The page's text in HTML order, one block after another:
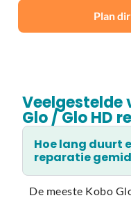
Plan
Veelgestelde
Glo / Glo HD
Hoe lang duurt
reparatie
De meeste Kobo